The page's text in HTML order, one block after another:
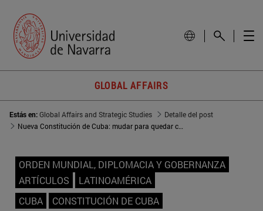
GLOBAL AFFAIRS
Estás en:Global Affairs and Strategic Studies
Detalle del post
Nueva Constitución de Cuba: mudar para quedar casi igual
ORDEN MUNDIAL, DIPLOMACIA Y GOBERNANZA
ARTÍCULOS
LATINOAMÉRICA
CUBA
CONSTITUCIÓN DE CUBA